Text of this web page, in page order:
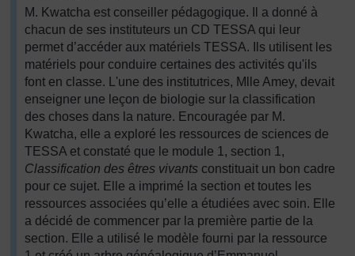
M. Kwatcha est conseiller pédagogique. Il a donné à
chacun de ses instituteurs un CD TESSA qui leur
permet d’accéder aux matériels TESSA. Ils utilisent les
matériels pour conduire certaines des activités qu'ils
font en classe. L'une des institutrices, Mlle Amey, devait
enseigner une leçon de biologie sur la classification
des choses dans la nature. Encouragée par M.
Kwatcha, elle a exploré les ressources de sciences de
TESSA et constaté que le module 1, section 1,
Classification des êtres vivants constituait un bon cadre
pour ce sujet. Elle a imprimé la section et toutes les
ressources associées qu’elle a étudiées avec soin. Elle
a décidé de commencer par la première partie de la
section. Elle a utilisé le modèle fourni par la ressource